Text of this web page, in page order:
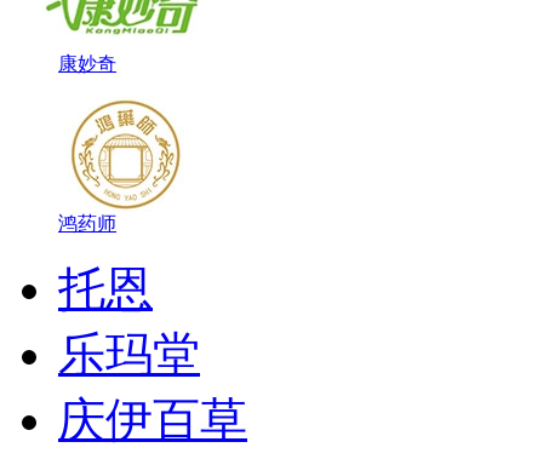
康妙奇
鸿药师
托恩
乐玛堂
庆伊百草